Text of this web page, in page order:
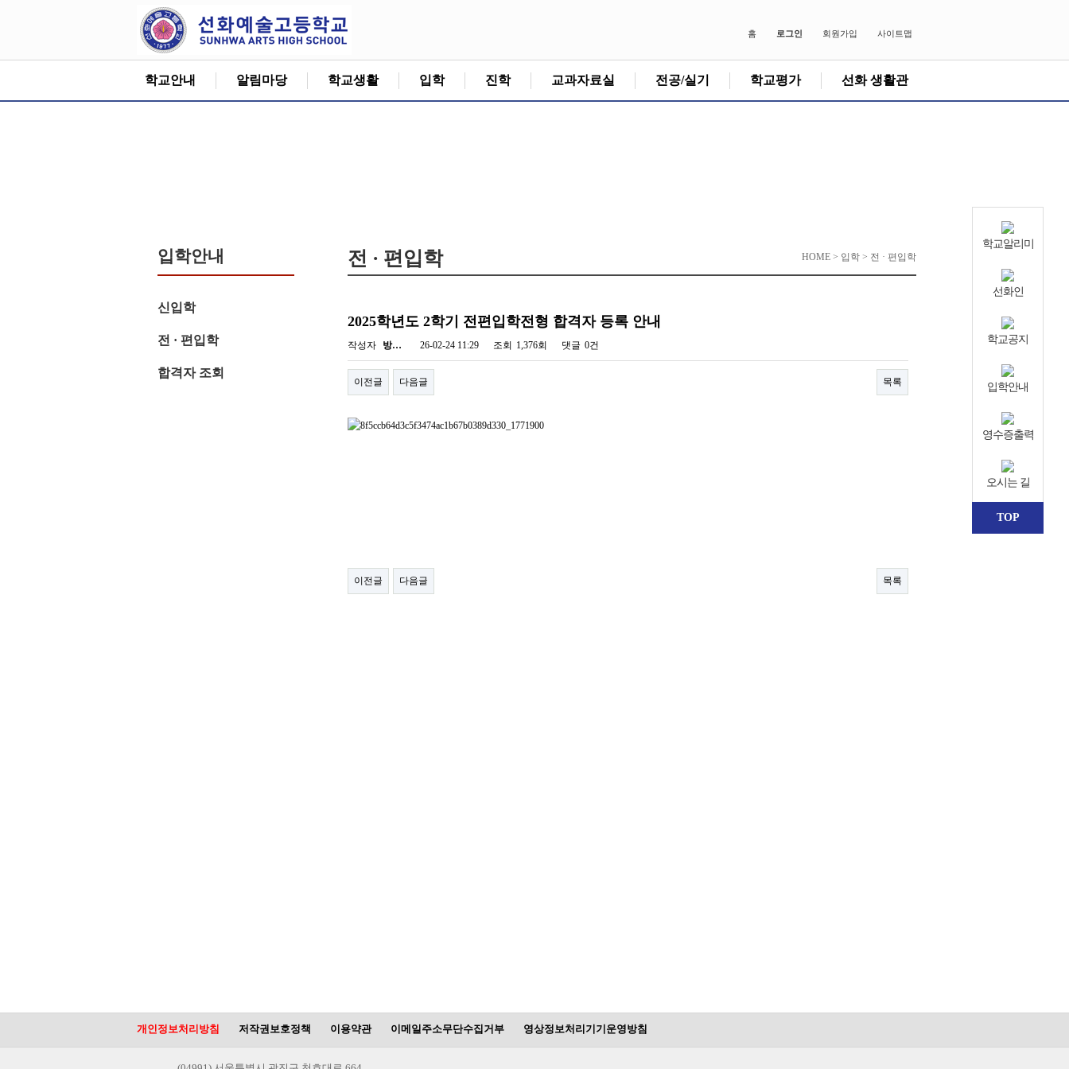
홈 로그인 회원가입 사이트맵
학교안내 알림마당 학교생활 입학 진학 교과자료실 전공/실기 학교평가 선화 생활관
입학안내
신입학
전 · 편입학
합격자 조회
전 · 편입학 HOME > 입학 > 전 · 편입학
2025학년도 2학기 전편입학전형 합격자 등록 안내
작성자 방… 26-02-24 11:29 조회 1,376회 댓글 0건
이전글 다음글 목록
이전글 다음글 목록
개인정보처리방침 저작권보호정책 이용약관 이메일주소무단수집거부 영상정보처리기기운영방침
학교알리미
선화인
학교공지
입학안내
영수증출력
오시는 길
TOP